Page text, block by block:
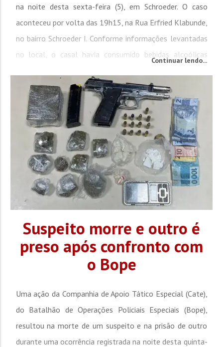
na noite desta sexta-feira (5), em Schroeder. O caso
aconteceu por volta das 19h15, na Rua Erfried Klabunde,
no bairro Schroeder I. Conforme informações levantadas
no local, o casal havia consumido bebidas alcoólicas
ingerido três latas de cerveja, enquanto a mulher, de 36
anos, teria consumido o...
Continuar lendo...
Suspeito morre e outro é
preso após confronto com
o Bope
Uma ação da Companhia de Apoio Tático Especial (Cate),
do Batalhão de Operações Policiais Especiais (Bope),
resultou na morte de um suspeito e na prisão de outro
durante uma ocorrência registrada na noite desta quinta-